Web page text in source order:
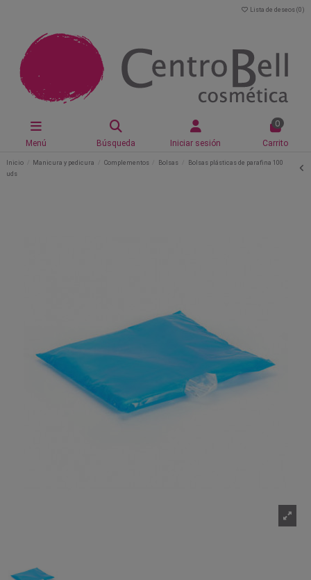
Lista de deseos (0 )
Menú Búsqueda Iniciar sesión
0
Carrito
Inicio Manicura y pedicura Complementos Bolsas
Bolsas plásticas de parafina 100
uds